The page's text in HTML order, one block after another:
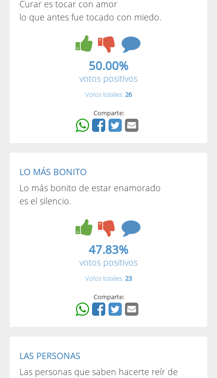
Curar es tocar con amor
lo que antes fue tocado con miedo.
50.00%
votos positivos
Votos totales: 26
Comparte:
LO MÁS BONITO
Lo más bonito de estar enamorado
es el silencio.
47.83%
votos positivos
Votos totales: 23
Comparte:
LAS PERSONAS
Las personas que saben hacerte reír de